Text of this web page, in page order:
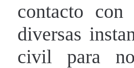
contacto
diversas
civil para